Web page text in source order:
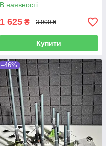
В наявності
1 625 ₴ 3 000 ₴
Купити
–46%